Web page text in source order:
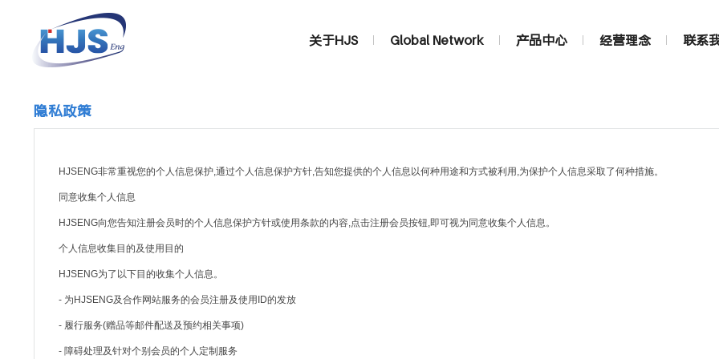
关于HJS Global Network 产品中心 经营理念 联系
隐私政策
HJSENG非常重视您的个人信息保护,通过个人信息保护方针,告知您提供的个人信息以何种用途和方式被利用,为保护个人信息采取了何种措施。
同意收集个人信息
HJSENG向您告知注册会员时的个人信息保护方针或使用条款的内容,点击注册会员按钮,即可视为同意收集个人信息。
个人信息收集目的及使用目的
HJSENG为了以下目的收集个人信息。
- 为HJSENG及合作网站服务的会员注册及使用ID的发放
- 履行服务(赠品等邮件配送及预约相关事项)
- 障碍处理及针对个别会员的个人定制服务